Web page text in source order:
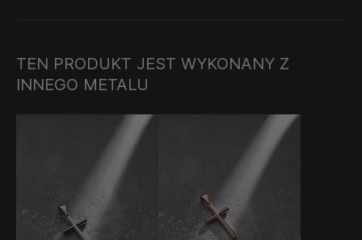
TEN PRODUKT JEST WYKONANY Z
INNEGO METALU